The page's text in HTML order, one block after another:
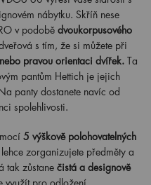
nábytku. Skříň nese
v podobě dvoukorpusového
s tím, že si můžete při
pravou orientaci dvířek. Ta
pantům Hettich je jejich
panty dostanete navíc od
spolehlivosti.
5 výškově polohovatelných
zorganizujete předměty a
tak zůstane čistá a designově